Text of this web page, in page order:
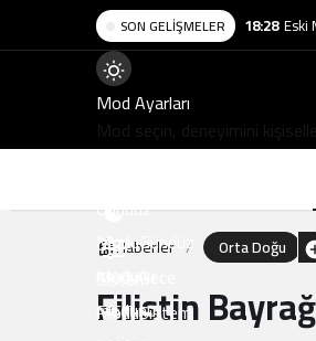
SON GELIŞMELER 18:28 Eski
Mod
değiştir
Mod Ayarları
Gündüz
ModuGündüz
seçin.
Gece
modunu
ModuSistem
Haberler Orta Doğu
Filistin